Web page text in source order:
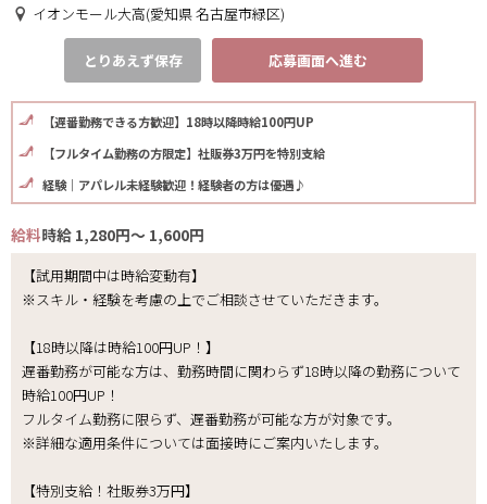
イオンモール大高(愛知県 名古屋市緑区)
とりあえず保存 応募画面へ進む
【遅番勤務できる方歓迎】18時以降時給100円UP
【フルタイム勤務の方限定】社販券3万円を特別支給
経験｜アパレル未経験歓迎！経験者の方は優遇♪
給料時給 1,280円～ 1,600円
【試用期間中は時給変動有】
※スキル・経験を考慮の上でご相談させていただきます。
【18時以降は時給100円UP！】
遅番勤務が可能な方は、勤務時間に関わらず18時以降の勤務について
時給100円UP！
フルタイム勤務に限らず、遅番勤務が可能な方が対象です。
※詳細な適用条件については面接時にご案内いたします。
【特別支給！社販券3万円】